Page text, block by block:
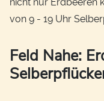
von 9 - 19 Uhr
Feld Nahe: